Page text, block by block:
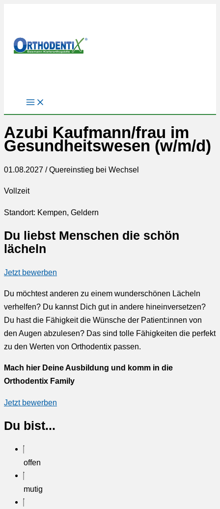
springen
Azubi Kaufmann/frau im
Gesundheitswesen (w/m/d)
01.08.2027 / Quereinstieg bei Wechsel
Vollzeit
Standort: Kempen, Geldern
Du liebst Menschen die schön
lächeln
Jetzt bewerben
Du möchtest anderen zu einem wunderschönen Lächeln
verhelfen? Du kannst Dich gut in andere hineinversetzen?
Du hast die Fähigkeit die Wünsche der Patient:innen von
den Augen abzulesen? Das sind tolle Fähigkeiten die perfekt
zu den Werten von Orthodentix passen.
Mach hier Deine Ausbildung und komm in die
Orthodentix Family
Jetzt bewerben
Du bist...
offen
mutig